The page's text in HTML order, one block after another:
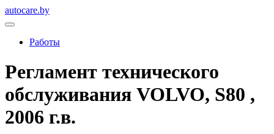
autocare.by
Работы
Регламент технического
обслуживания VOLVO, S80 ,
2006 г.в.